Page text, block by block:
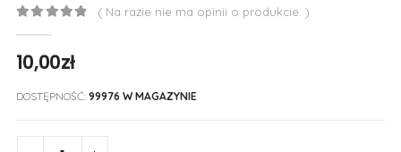
( Na razie nie ma opinii o produkcie. )
10,00zł
DOSTĘPNOŚĆ: 99976 W MAGAZYNIE